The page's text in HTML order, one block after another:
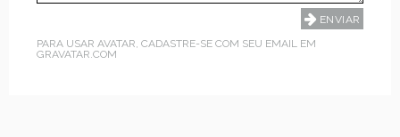
PARA USAR AVATAR, CADASTRE-SE COM SEU EMAIL EM
GRAVATAR.COM